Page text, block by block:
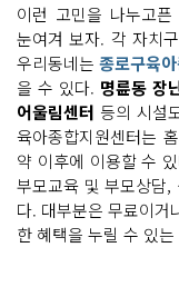
이런 고민을 나누고픈
눈여겨 보자. 각 자치
우리동네는종로구육
을 수 있다. 명륜동 장
어울림센터 등의 시설
육아종합지원센터는
약 이후에 이용할 수
부모교육 및 부모상담,
다. 대부분은 무료이거
한 혜택을 누릴 수 있